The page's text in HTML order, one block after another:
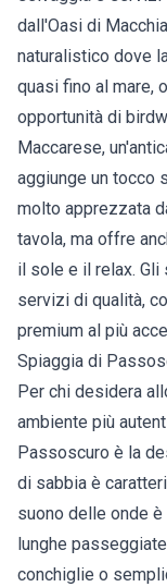
dall'Oasi di
naturalistico dove
quasi fino al mare,
opportunità di
Maccarese,
aggiunge un tocco
molto apprezzata
tavola, ma offre
il sole e il relax.
servizi di qualità,
premium al più
Spiaggia di
Per chi desidera
ambiente più
Passoscuro è la
di sabbia è
suono delle onde
lunghe
conchiglie o